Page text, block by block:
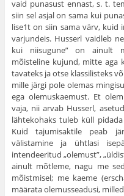
vaid punasust ennast, s. t.
siin sel asjal on sama kui
lise1t on siin sama värv, kuid
varjundeis. Husserl vaidleb
kui niisugune” on ainult
mõisteline kujund, mitte aga
tavateks ja otse klassilisteks
mille järgi pole olemas
ega olemuskaemust. Et
vaja, nii arvab Husserl,
lähte­kohaks tuleb küll
Kuid tajumisaktile peab
välistamine ja ühtlasi
intendeeritud „olemust”,
ainult mõt­leme, nagu me
mõistmisel; me kaeme
määrata ole­musseadusi,